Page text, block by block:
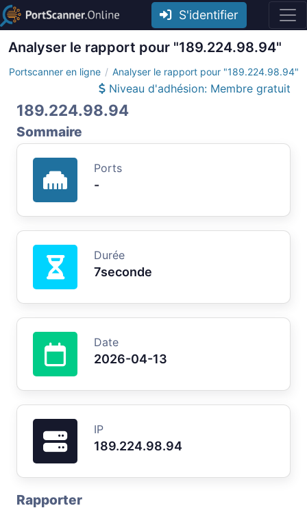
S'identifier
Analyser le rapport pour "189.224.98.94"
Portscanner en ligne Analyser le rapport pour "189.224.98.94"
Niveau d'adhésion: Membre gratuit
189.224.98.94
Sommaire
Ports
-
Durée
7seconde
Date
2026-04-13
IP
189.224.98.94
Rapporter